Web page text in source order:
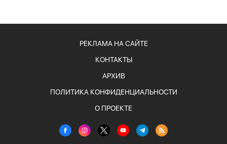
РЕКЛАМА НА САЙТЕ
КОНТАКТЫ
АРХИВ
ПОЛИТИКА КОНФИДЕНЦИАЛЬНОСТИ
О ПРОЕКТЕ